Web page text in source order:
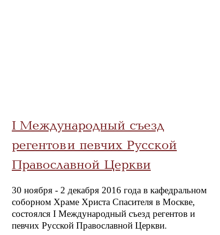
I Международный съезд
регентов и певчих Русской
Православной Церкви
30 ноября - 2 декабря 2016 года в кафедральном
соборном Храме Христа Спасителя в Москве,
состоялся I Международный съезд регентов и
певчих Русской Православной Церкви.